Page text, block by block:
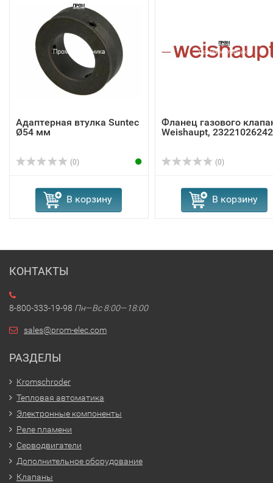
Адаптерная втулка Suntec
Ø54 мм
(0)
В корзину
Фланец газового
Weishaupt, 23221026242
(0)
В корзину
КОНТАКТЫ
8-800-333-19-98 Пн—Вс 8:00—18:00
sales@prom-elec.com
РАЗДЕЛЫ
Kromschroder
Тепловая автоматика
Электронные компоненты
Реле пламени
Серводвигатели
Дополнительное оборудование
Клапаны